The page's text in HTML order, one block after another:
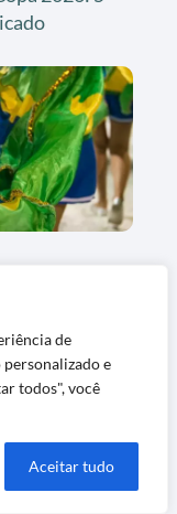
de
e
todos", você
Aceitar tudo